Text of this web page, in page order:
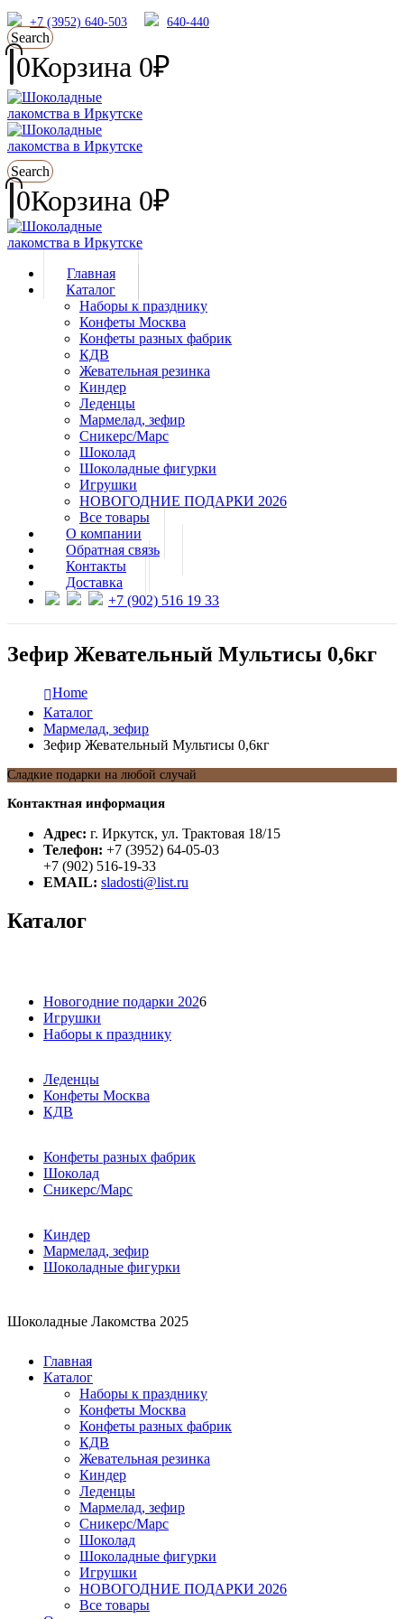
+7 (3952) 640-503 640-440
Search
0Корзина 0₽
Search
0Корзина 0₽
Главная
Каталог
Наборы к празднику
Конфеты Москва
Конфеты разных фабрик
КДВ
Жевательная резинка
Киндер
Леденцы
Мармелад, зефир
Сникерс/Марс
Шоколад
Шоколадные фигурки
Игрушки
НОВОГОДНИЕ ПОДАРКИ 2026
Все товары
О компании
Обратная связь
Контакты
Доставка
+7 (902) 516 19 33
Зефир Жевательный Мультисы 0,6кг
Home
Каталог
Мармелад, зефир
Зефир Жевательный Мультисы 0,6кг
Сладкие подарки на любой случай
Контактная информация
Адрес: г. Иркутск, ул. Трактовая 18/15
Телефон: +7 (3952) 64-05-03
+7 (902) 516-19-33
EMAIL: sladosti@list.ru
Каталог
Новогодние подарки 2026
Игрушки
Наборы к празднику
Леденцы
Конфеты Москва
КДВ
Конфеты разных фабрик
Шоколад
Сникерс/Марс
Киндер
Мармелад, зефир
Шоколадные фигурки
Шоколадные Лакомства 2025
Главная
Каталог
Наборы к празднику
Конфеты Москва
Конфеты разных фабрик
КДВ
Жевательная резинка
Киндер
Леденцы
Мармелад, зефир
Сникерс/Марс
Шоколад
Шоколадные фигурки
Игрушки
НОВОГОДНИЕ ПОДАРКИ 2026
Все товары